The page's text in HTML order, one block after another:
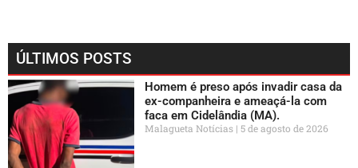
ÚLTIMOS POSTS
Homem é preso após invadir casa da
ex-companheira e ameaçá-la com
faca em Cidelândia (MA).
Malagueta Notícias 5 de agosto de 2026